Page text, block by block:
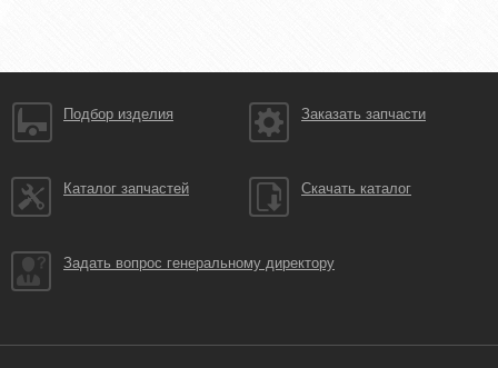
Подбор изделия Заказать запчасти
Каталог запчастей Скачать каталог
Задать вопрос генеральному директору